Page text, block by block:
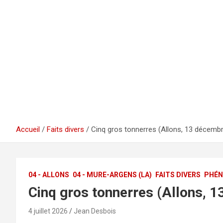
Accueil Faits divers Cinq gros tonnerres (Allons, 13
04 - ALLONS 04 - MURE-ARGENS (LA) FAITS DIVERS
Cinq gros tonnerres (Allons,
4 juillet 2026 Jean Desbois